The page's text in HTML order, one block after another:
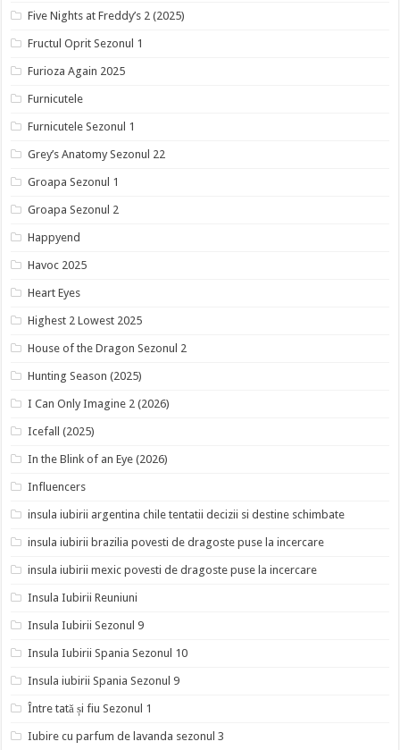
Five Nights at Freddy’s 2 (2025)
Fructul Oprit Sezonul 1
Furioza Again 2025
Furnicutele
Furnicutele Sezonul 1
Grey’s Anatomy Sezonul 22
Groapa Sezonul 1
Groapa Sezonul 2
Happyend
Havoc 2025
Heart Eyes
Highest 2 Lowest 2025
House of the Dragon Sezonul 2
Hunting Season (2025)
I Can Only Imagine 2 (2026)
Icefall (2025)
In the Blink of an Eye (2026)
Influencers
insula iubirii argentina chile tentatii decizii si destine schimbate
insula iubirii brazilia povesti de dragoste puse la incercare
insula iubirii mexic povesti de dragoste puse la incercare
Insula Iubirii Reuniuni
Insula Iubirii Sezonul 9
Insula Iubirii Spania Sezonul 10
Insula iubirii Spania Sezonul 9
Între tată și fiu Sezonul 1
Iubire cu parfum de lavanda sezonul 3